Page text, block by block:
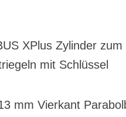
XPlus Zylinder
mit Schlüssel
mm Vierkant